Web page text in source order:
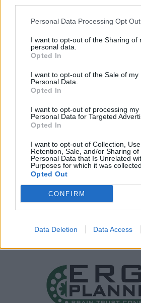
Personal Data Processing Opt
I want to opt-out of the Sharing of
personal data.
Opted In
I want to opt-out of the Sale of my
Personal Data.
Opted In
I want to opt-out of processing my
Personal Data for Targeted
Opted In
I want to opt-out of Collection, Use,
Retention, Sale, and/or Sharing of
Personal Data that Is Unrelated
Purposes for which it was collected.
Opted Out
CONFIRM
Data Deletion Data Access